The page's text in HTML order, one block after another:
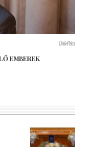
UnivPécs
EMBEREK